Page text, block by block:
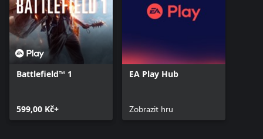
Battlefield™ 1
599,00 Kč+
EA Play Hub
Zobrazit hru